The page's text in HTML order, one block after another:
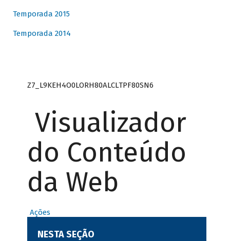
Temporada 2015
Temporada 2014
Z7_L9KEH4O0LORH80ALCLTPF80SN6
Visualizador
do Conteúdo
da Web
Ações
NESTA SEÇÃO